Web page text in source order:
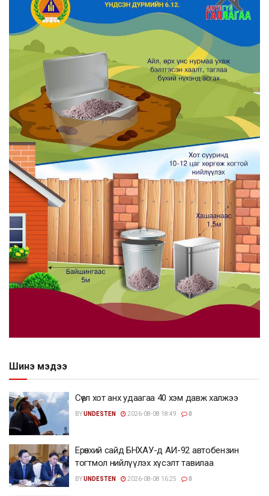
Шинэ мэдээ
Сөүл хот анх удаагаа 40 хэм давж халжээ
BYUNDESTEN 2026-08-08 18:49 0
Ерөнхий сайд БНХАУ-д АИ-92 автобензин
тогтмол нийлүүлэх хүсэлт тавилаа
BYUNDESTEN 2026-08-08 16:25 0